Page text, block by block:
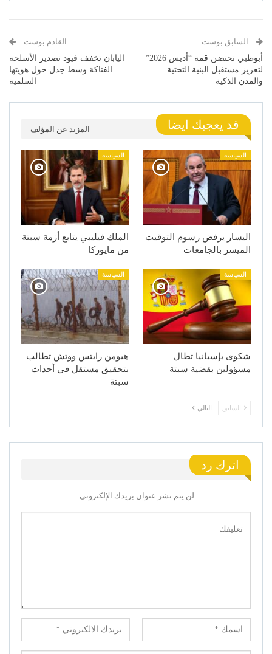
السابق بوست
أبوظبي تحتضن قمة “أديس 2026”
لتعزيز مستقبل البنية التحتية
والمدن الذكية
القادم بوست
اليابان تخفف قيود تصدير الأسلحة
الفتاكة وسط جدل حول هويتها
السلمية
قد يعجبك ايضا المزيد عن المؤلف
السياسة
اليسار يرفض رسوم التوقيت
الميسر بالجامعات
السياسة
الملك فيليبي يتابع أزمة سبتة
من مايوركا
السياسة
شكوى بإسبانيا تطال
مسؤولين بقضية سبتة
السياسة
هيومن رايتس ووتش تطالب
بتحقيق مستقل في أحداث
سبتة
السابق التالي
اترك رد
لن يتم نشر عنوان بريدك الإلكتروني.